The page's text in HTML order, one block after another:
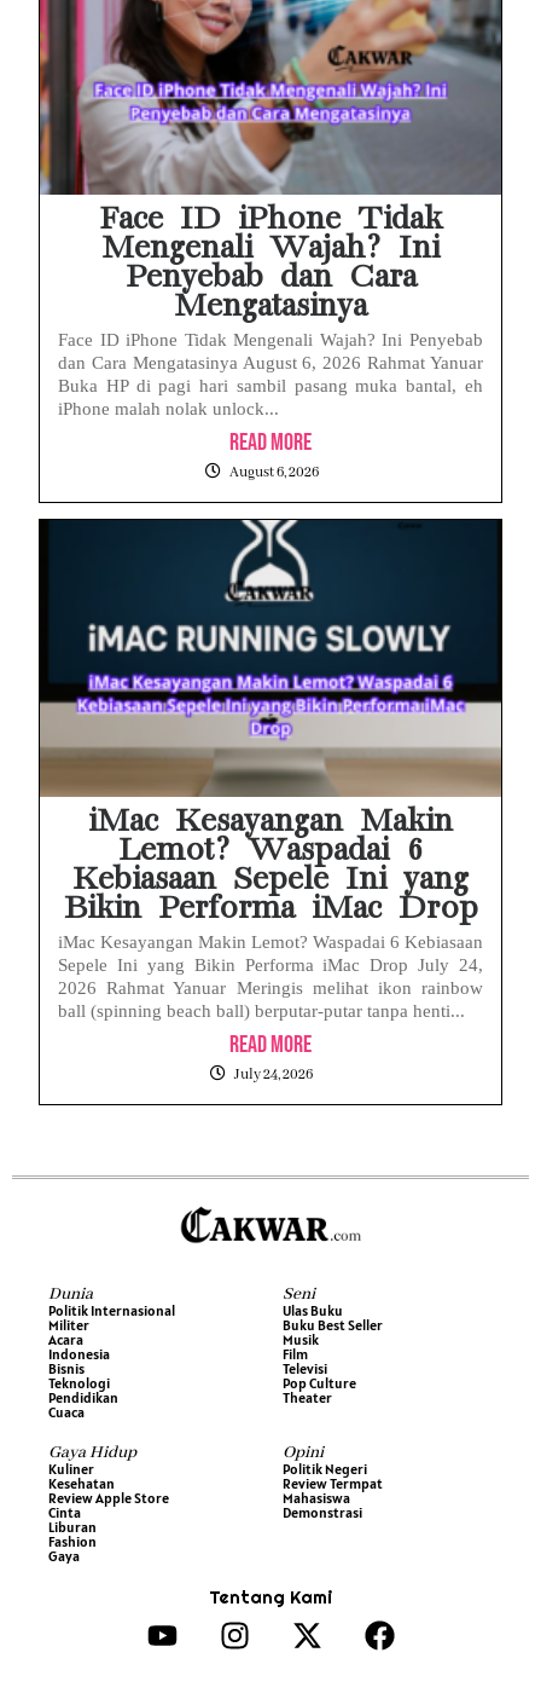
Face ID iPhone Tidak
Mengenali Wajah? Ini
Penyebab dan Cara
Mengatasinya
Face ID iPhone Tidak Mengenali Wajah? Ini Penyebab
dan Cara Mengatasinya August 6, 2026 Rahmat Yanuar
Buka HP di pagi hari sambil pasang muka bantal, eh
iPhone malah nolak unlock...
Read More
August 6, 2026
iMac Kesayangan Makin
Lemot? Waspadai 6
Kebiasaan Sepele Ini yang
Bikin Performa iMac Drop
iMac Kesayangan Makin Lemot? Waspadai 6 Kebiasaan
Sepele Ini yang Bikin Performa iMac Drop July 24,
2026 Rahmat Yanuar Meringis melihat ikon rainbow
ball (spinning beach ball) berputar-putar tanpa henti...
Read More
July 24, 2026
Dunia
Politik Internasional
Militer
Acara
Indonesia
Bisnis
Teknologi
Pendidikan
Cuaca
Seni
Ulas Buku
Buku Best Seller
Musik
Film
Televisi
Pop Culture
Theater
Gaya Hidup
Kuliner
Kesehatan
Review Apple Store
Cinta
Liburan
Fashion
Gaya
Opini
Politik Negeri
Review Termpat
Mahasiswa
Demonstrasi
Tentang Kami